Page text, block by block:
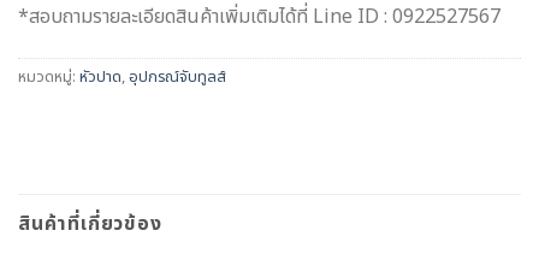
*สอบถามรายละเอียดสินค้าเพิ่มเติมได้ที่ Line ID : 0922527567
หมวดหมู่: หัวปาด,อุปกรณ์จับทูลส์
สินค้าที่เกี่ยวข้อง